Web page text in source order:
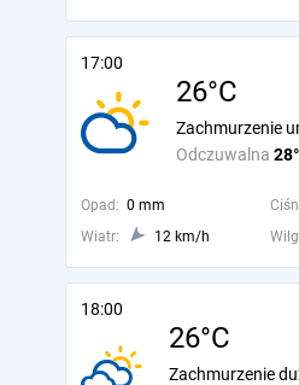
17:00
26°C
Odczuwalna
Zachmurzenie
Opad: 0 mm
Wiatr:
12 km/h
18:00
26°C
Zachmurzenie